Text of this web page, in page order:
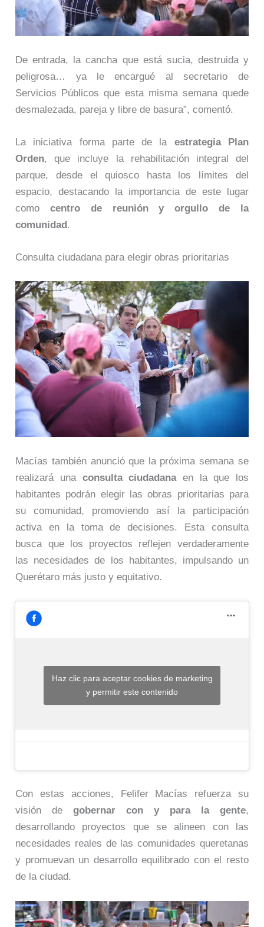
De entrada, la cancha que está sucia, destruida y
peligrosa… ya le encargué al secretario de
Servicios Públicos que esta misma semana quede
desmalezada, pareja y libre de basura”, comentó.
La iniciativa forma parte de la estrategia Plan
Orden, que incluye la rehabilitación integral del
parque, desde el quiosco hasta los límites del
espacio, destacando la importancia de este lugar
como centro de reunión y orgullo de la
comunidad.
Consulta ciudadana para elegir obras prioritarias
Macías también anunció que la próxima semana se
realizará una consulta ciudadanaen la que los
habitantes podrán elegir las obras prioritarias para
su comunidad, promoviendo así la participación
activa en la toma de decisiones. Esta consulta
busca que los proyectos reflejen verdaderamente
las necesidades de los habitantes, impulsando un
Querétaro más justo y equitativo.
Haz clic para aceptar cookies de marketing
y permitir este contenido
Con estas acciones, Felifer Macías refuerza su
visión degobernar con y para la gente,
desarrollando proyectos que se alineen con las
necesidades reales de las comunidades queretanas
y promuevan un desarrollo equilibrado con el resto
de la ciudad.